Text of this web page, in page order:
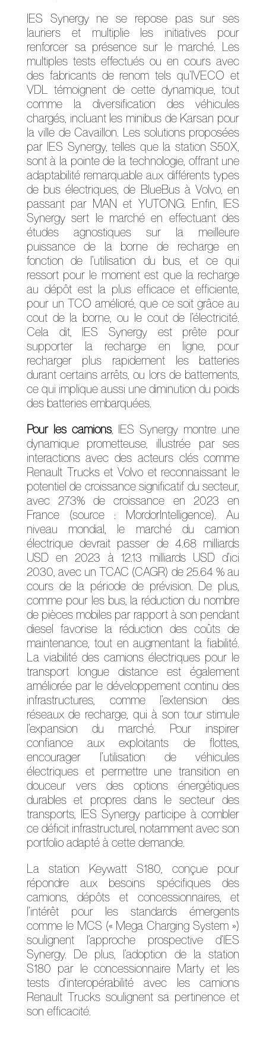
IES Synergy ne se repose pas sur ses
lauriers et multiplie les initiatives pour
renforcer sa présence sur le marché. Les
multiples tests effectués ou en cours avec
des fabricants de renom tels qu’IVECO et
VDL témoignent de cette dynamique, tout
comme la diversification des véhicules
chargés, incluant les minibus de Karsan pour
la ville de Cavaillon. Les solutions proposées
par IES Synergy, telles que la station S50X,
sont à la pointe de la technologie, offrant une
adaptabilité remarquable aux différents types
de bus électriques, de BlueBus à Volvo, en
passant par MAN et YUTONG. Enfin, IES
Synergy sert le marché en effectuant des
études agnostiques sur la meilleure
puissance de la borne de recharge en
fonction de l’utilisation du bus, et ce qui
ressort pour le moment est que la recharge
au dépôt est la plus efficace et efficiente,
pour un TCO amélioré, que ce soit grâce au
cout de la borne, ou le cout de l’électricité.
Cela dit, IES Synergy est prête pour
supporter la recharge en ligne, pour
recharger plus rapidement les batteries
durant certains arrêts, ou lors de battements,
ce qui implique aussi une diminution du poids
des batteries embarquées.
Pour les camions, IES Synergy montre une
dynamique prometteuse, illustrée par ses
interactions avec des acteurs clés comme
Renault Trucks et Volvo et reconnaissant le
potentiel de croissance significatif du secteur,
avec 273% de croissance en 2023 en
France (source : MordorIntelligence). Au
niveau mondial, le marché du camion
électrique devrait passer de 4.68 milliards
USD en 2023 à 12.13 milliards USD d’ici
2030, avec un TCAC (CAGR) de 25.64 % au
cours de la période de prévision. De plus,
comme pour les bus, la réduction du nombre
de pièces mobiles par rapport à son pendant
diesel favorise la réduction des coûts de
maintenance, tout en augmentant la fiabilité.
La viabilité des camions électriques pour le
transport longue distance est également
améliorée par le développement continu des
infrastructures, comme l’extension des
réseaux de recharge, qui à son tour stimule
l’expansion du marché. Pour inspirer
confiance aux exploitants de flottes,
encourager l’utilisation de véhicules
électriques et permettre une transition en
douceur vers des options énergétiques
durables et propres dans le secteur des
transports, IES Synergy participe à combler
ce déficit infrastructurel, notamment avec son
portfolio adapté à cette demande.
La station Keywatt S180, conçue pour
répondre aux besoins spécifiques des
camions, dépôts et concessionnaires, et
l’intérêt pour les standards émergents
comme le MCS (« Mega Charging System »)
soulignent l’approche prospective d’IES
Synergy. De plus, l’adoption de la station
S180 par le concessionnaire Marty et les
tests d’interopérabilité avec les camions
Renault Trucks soulignent sa pertinence et
son efficacité.